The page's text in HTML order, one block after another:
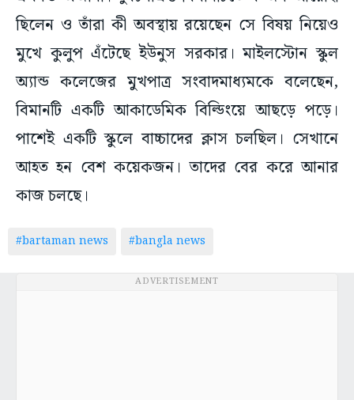
ছিলেন ও তাঁরা কী অবস্থায় রয়েছেন সে বিষয় নিয়েও
মুখে কুলুপ এঁটেছে ইউনুস সরকার। মাইলস্টোন স্কুল
অ্যান্ড কলেজের মুখপাত্র সংবাদমাধ্যমকে বলেছেন,
বিমানটি একটি আকাডেমিক বিল্ডিংয়ে আছড়ে পড়ে।
পাশেই একটি স্কুলে বাচ্চাদের ক্লাস চলছিল। সেখানে
আহত হন বেশ কয়েকজন। তাদের বের করে আনার
কাজ চলছে।
#bartaman news #bangla news
ADVERTISEMENT